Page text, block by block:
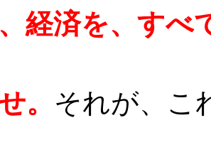
経済を、すべ
。 それが、こ